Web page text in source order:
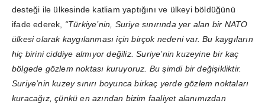
desteği ile ülkesinde katliam yaptığını ve ülkeyi böldüğünü
ifade ederek, “Türkiye’nin, Suriye sınırında yer alan bir NATO
ülkesi olarak kaygılanması için birçok nedeni var. Bu kaygıların
hiç birini ciddiye almıyor değiliz. Suriye’nin kuzeyine bir kaç
bölgede gözlem noktası kuruyoruz. Bu şimdi bir değişikliktir.
Suriye’nin kuzey sınırı boyunca birkaç yerde gözlem noktaları
kuracağız, çünkü en azından bizim faaliyet alanımızdan